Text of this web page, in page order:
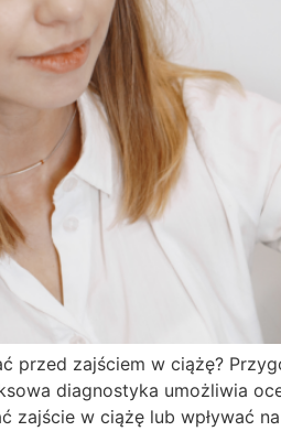
przed zajściem w ciążę?
diagnostyka umożliwia
zajście w ciążę lub wpływać